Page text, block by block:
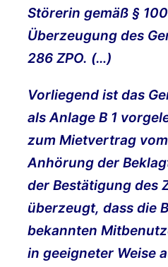
Störerin gemäß §
Überzeugung des
286 ZPO. (…)
Vorliegend ist das
als Anlage B 1
zum Mietvertrag
Anhörung der
der Bestätigung des
überzeugt, dass die
bekannten
in geeigneter Weise